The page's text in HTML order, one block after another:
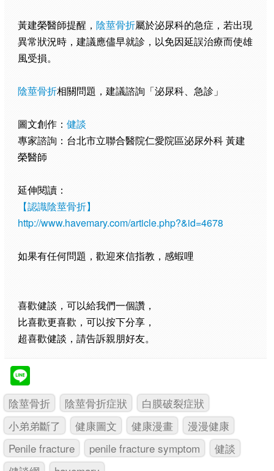
黃建榮醫師提醒， 陰莖骨折屬於泌尿科的急症，若出現
異常狀況時，建議應儘早就診，以免因延誤治療而使雄
風受損。
陰莖骨折相關問題，建議諮詢「泌尿科、急診」
圖文創作： 健談
專家諮詢：台北市立聯合醫院仁愛院區泌尿外科 黃建
榮醫師
延伸閱讀：
【認識陰莖骨折】
http://www.havemary.com/article.php?&id=4678
如果有任何問題，歡迎來信指教，感蝦哩
喜歡健談，可以給我們一個讚，
比喜歡更喜歡，可以按下分享，
超喜歡健談，請告訴親朋好友。
陰莖骨折 陰莖骨折症狀
白膜破裂症狀
小弟弟斷了
健康圖文 健康漫畫
漫漫健康
Penile fracture
penile fracture symptom
健談